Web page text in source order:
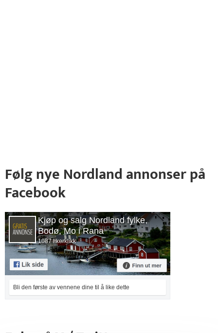
Følg nye Nordland annonser på
Facebook
Kjøp og salg Nordland fylke,
Bodø, Mo i Rana
1087 likerklikk
Bli den første av vennene dine til å like dette